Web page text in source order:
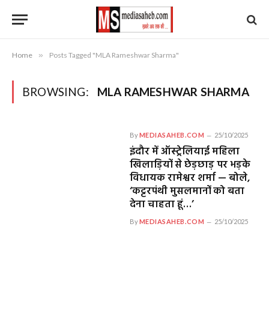
Home » Posts Tagged "MLA Rameshwar Sharma"
BROWSING: MLA RAMESHWAR SHARMA
ByMEDIASAHEB.COM 25/10/2025
इंदौर में ऑस्ट्रेलियाई महिला
खिलाड़ियों से छेड़छाड़ पर भड़के
विधायक रामेश्वर शर्मा — बोले,
‘कट्टरपंथी मुसलमानों को बता
देना चाहता हूं…’
ByMEDIASAHEB.COM 25/10/2025